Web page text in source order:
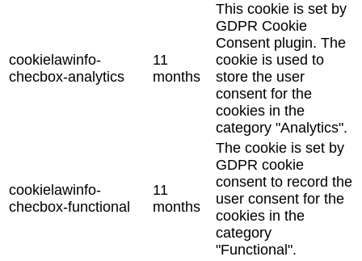
cookielawinfo-
checbox-analytics
11
months
This cookie is set by
GDPR Cookie
Consent plugin. The
cookie is used to
store the user
consent for the
cookies in the
category "Analytics".
cookielawinfo-
checbox-functional
11
months
The cookie is set by
GDPR cookie
consent to record the
user consent for the
cookies in the
category
"Functional".